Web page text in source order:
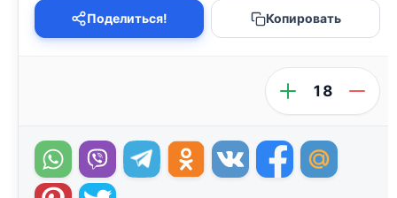
Поделиться! Копировать
18